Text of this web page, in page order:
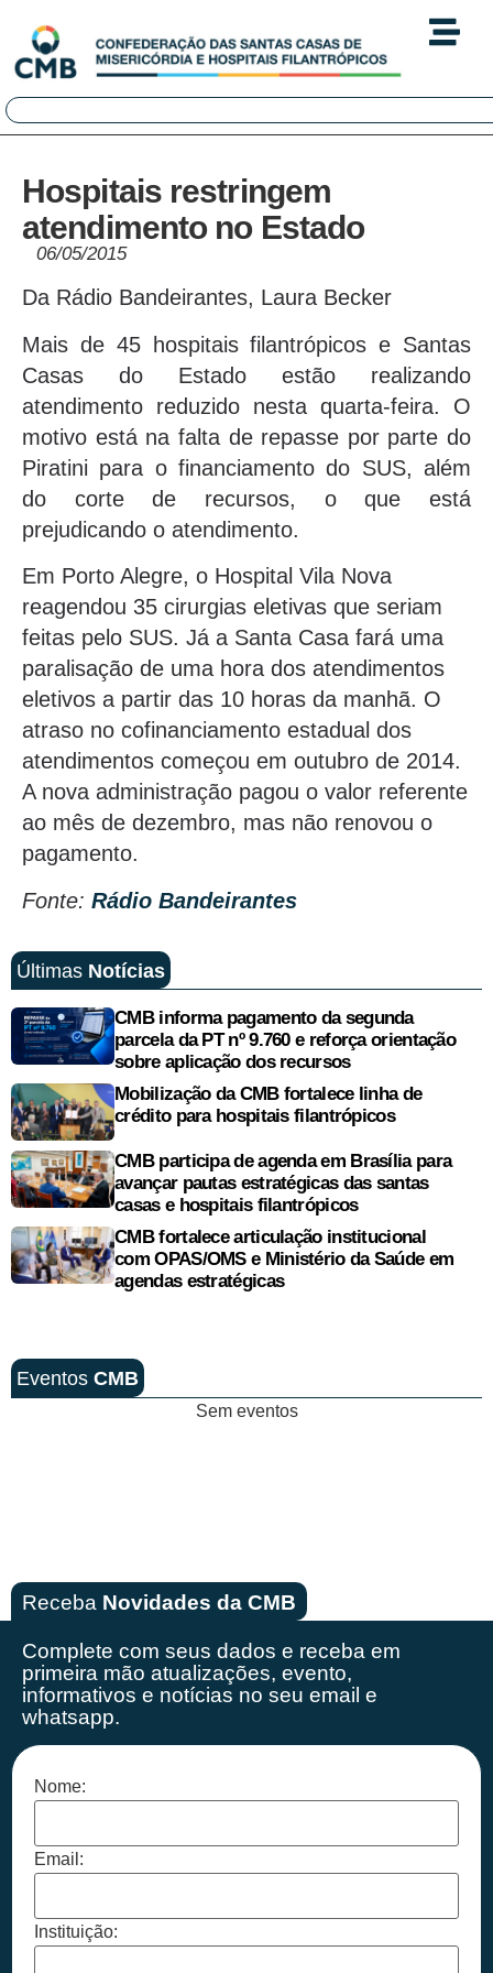
Hospitais restringem
atendimento no Estado
06/05/2015
Da Rádio Bandeirantes, Laura Becker
Mais de 45 hospitais filantrópicos e Santas
Casas do Estado estão realizando
atendimento reduzido nesta quarta-feira. O
motivo está na falta de repasse por parte do
Piratini para o financiamento do SUS, além
do corte de recursos, o que está
prejudicando o atendimento.
Em Porto Alegre, o Hospital Vila Nova
reagendou 35 cirurgias eletivas que seriam
feitas pelo SUS. Já a Santa Casa fará uma
paralisação de uma hora dos atendimentos
eletivos a partir das 10 horas da manhã. O
atraso no cofinanciamento estadual dos
atendimentos começou em outubro de 2014.
A nova administração pagou o valor referente
ao mês de dezembro, mas não renovou o
pagamento.
Fonte: Rádio Bandeirantes
Últimas Notícias
CMB informa pagamento da segunda
parcela da PT nº 9.760 e reforça orientação
sobre aplicação dos recursos
Mobilização da CMB fortalece linha de
crédito para hospitais filantrópicos
CMB participa de agenda em Brasília para
avançar pautas estratégicas das santas
casas e hospitais filantrópicos
CMB fortalece articulação institucional
com OPAS/OMS e Ministério da Saúde em
agendas estratégicas
Eventos CMB
Sem eventos
Receba Novidades da CMB
Complete com seus dados e receba em
primeira mão atualizações, evento,
informativos e notícias no seu email e
whatsapp.
Nome:
Email:
Instituição: